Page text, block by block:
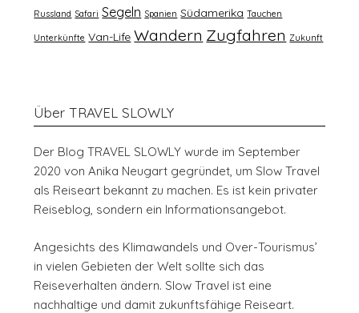
Russland Safari Segeln Spanien Südamerika Tauchen
Unterkünfte Van-Life Wandern Zugfahren Zukunft
Über TRAVEL SLOWLY
Der Blog TRAVEL SLOWLY wurde im September
2020 von Anika Neugart gegründet, um Slow Travel
als Reiseart bekannt zu machen. Es ist kein privater
Reiseblog, sondern ein Informationsangebot.
Angesichts des Klimawandels und Over-Tourismus’
in vielen Gebieten der Welt sollte sich das
Reiseverhalten ändern. Slow Travel ist eine
nachhaltige und damit zukunftsfähige Reiseart.